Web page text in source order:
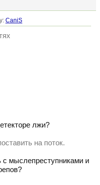
CaniS
лжи?
на поток.
мыслепреступниками и